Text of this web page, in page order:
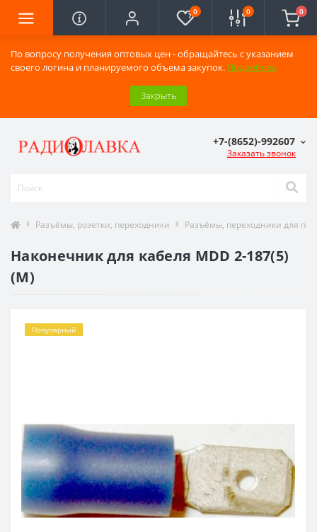
По вопросу получения оптовых цен - обращайтесь с указанием
своего логина и планируемого объема закупок. Подробнее
Закрыть
0 0 0
+7-(8652)-992607
Заказать звонок
Разъёмы, розетки, переходники Разъёмы, переходники для
Наконечник для кабеля MDD 2-187(5)
(M)
Популярный